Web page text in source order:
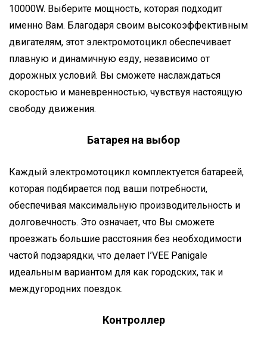
10000W. Выберите мощность, которая подходит
именно Вам. Благодаря своим высокоэффективным
двигателям, этот электромотоцикл обеспечивает
плавную и динамичную езду, независимо от
дорожных условий. Вы сможете наслаждаться
скоростью и маневренностью, чувствуя настоящую
свободу движения.
Батарея на выбор
Каждый электромотоцикл комплектуется батареей,
которая подбирается под ваши потребности,
обеспечивая максимальную производительность и
долговечность. Это означает, что Вы сможете
проезжать большие расстояния без необходимости
частой подзарядки, что делает I’VEE Panigale
идеальным вариантом для как городских, так и
междугородних поездок.
Контроллер